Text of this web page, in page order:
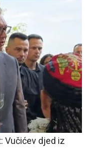
Vučićev djed iz